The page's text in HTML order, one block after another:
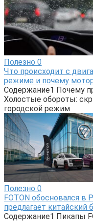
Полезно 0
Что происходит с
режиме и почему
Содержание1 Почему
Холостые обороты:
городской режим
Полезно 0
FOTON обосновался в
предлагает китайский
Содержание1 Пикапы